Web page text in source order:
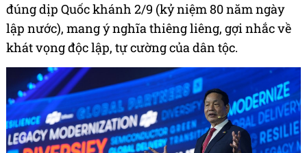
đúng dịp Quốc khánh 2/9 (kỷ niệm 80 năm ngày
lập nước), mang ý nghĩa thiêng liêng, gợi nhắc về
khát vọng độc lập, tự cường của dân tộc.